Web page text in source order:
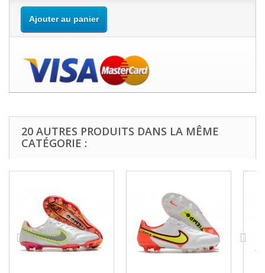
Ajouter au panier
20 AUTRES PRODUITS DANS LA MÊME
CATÉGORIE :